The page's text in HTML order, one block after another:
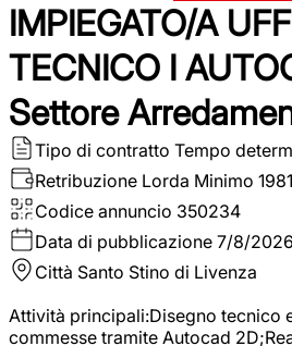
IMPIEGATO/A
TECNICO I
Settore
Tipo di contratto Tempo
Retribuzione Lorda Minimo
Codice annuncio 350234
Data di pubblicazione 7/8/2026
Città Santo Stino di Livenza
Attività principali:Disegno tecnico
commesse tramite Autocad